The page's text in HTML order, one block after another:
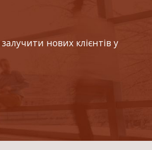
нових клієнтів у